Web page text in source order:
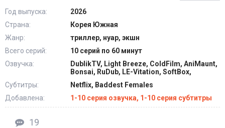
Год выпуска:
2026
Страна:
Корея Южная
Жанр:
триллер, нуар, экшн
Всего серий:
10 серий по 60 минут
Озвучка:
DublikTV, Light Breeze, ColdFilm, AniMaunt,
Bonsai, RuDub, LE-Vitation, SoftBox,
Субтитры:
Netflix, Baddest Females
Добавлена:
1-10 серия озвучка, 1-10 серия субтитры
19